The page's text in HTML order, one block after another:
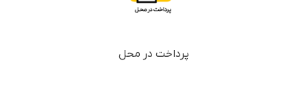
پرداخت در محل